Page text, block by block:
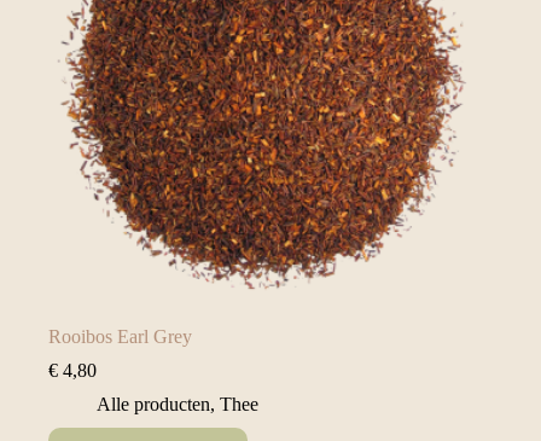
Rooibos Earl Grey
€ 4,80
Alle producten, Thee